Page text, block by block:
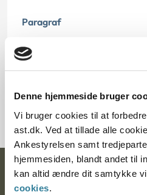
Denne hjemmeside bruger
Vi bruger cookies til at
ast.dk. Ved at tillade alle
Ankestyrelsen samt
hjemmesiden, blandt andet til
kan altid ændre dit samtykke
cookies.
Paragraf
§ 3 § 15 § 74d
2000385-08
Ankestyrelsen